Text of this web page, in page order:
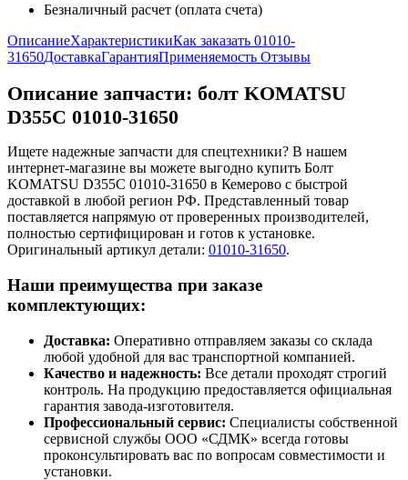
Безналичный расчет (оплата счета)
ОписаниеХарактеристикиКак заказать 01010-
31650ДоставкаГарантияПрименяемость Отзывы
Описание запчасти: болт KOMATSU
D355C 01010-31650
Ищете надежные запчасти для спецтехники? В нашем
интернет-магазине вы можете выгодно купить Болт
KOMATSU D355C 01010-31650 в Кемерово с быстрой
доставкой в любой регион РФ. Представленный товар
поставляется напрямую от проверенных производителей,
полностью сертифицирован и готов к установке.
Оригинальный артикул детали: 01010-31650.
Наши преимущества при заказе
комплектующих:
Доставка: Оперативно отправляем заказы со склада
любой удобной для вас транспортной компанией.
Качество и надежность: Все детали проходят строгий
контроль. На продукцию предоставляется официальная
гарантия завода-изготовителя.
Профессиональный сервис: Специалисты собственной
сервисной службы ООО «СДМК» всегда готовы
проконсультировать вас по вопросам совместимости и
установки.